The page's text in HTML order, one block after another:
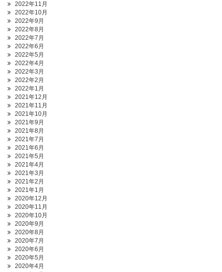
2022年11月
2022年10月
2022年9月
2022年8月
2022年7月
2022年6月
2022年5月
2022年4月
2022年3月
2022年2月
2022年1月
2021年12月
2021年11月
2021年10月
2021年9月
2021年8月
2021年7月
2021年6月
2021年5月
2021年4月
2021年3月
2021年2月
2021年1月
2020年12月
2020年11月
2020年10月
2020年9月
2020年8月
2020年7月
2020年6月
2020年5月
2020年4月